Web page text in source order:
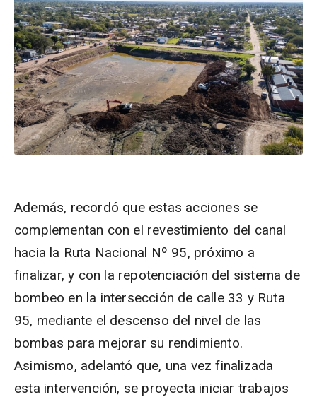
Además, recordó que estas acciones se
complementan con el revestimiento del canal
hacia la Ruta Nacional Nº 95, próximo a
finalizar, y con la repotenciación del sistema de
bombeo en la intersección de calle 33 y Ruta
95, mediante el descenso del nivel de las
bombas para mejorar su rendimiento.
Asimismo, adelantó que, una vez finalizada
esta intervención, se proyecta iniciar trabajos